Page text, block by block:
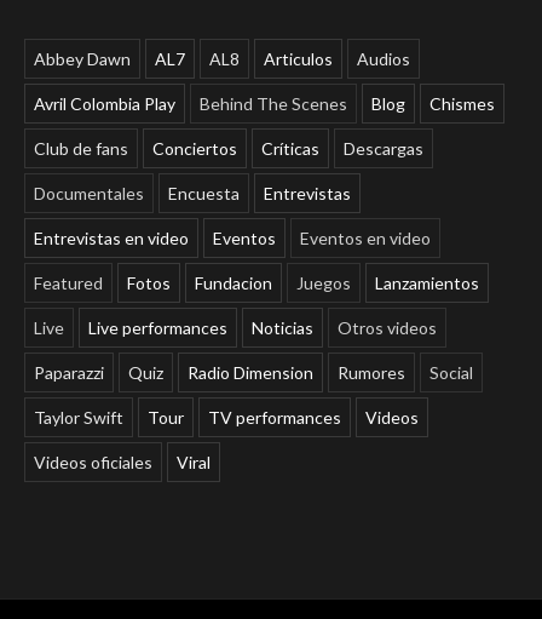
Abbey Dawn AL7 AL8 Articulos Audios
Avril Colombia Play Behind The Scenes Blog Chismes
Club de fans Conciertos Críticas Descargas
Documentales Encuesta Entrevistas
Entrevistas en video Eventos Eventos en video
Featured Fotos Fundacion Juegos Lanzamientos
Live Live performances Noticias Otros videos
Paparazzi Quiz Radio Dimension Rumores Social
Taylor Swift Tour TV performances Videos
Videos oficiales Viral